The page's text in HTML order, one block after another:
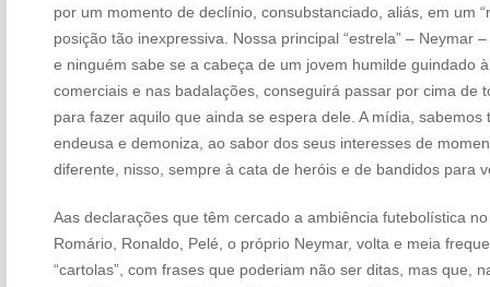
por um momento de declínio, consubstanciado, aliás, em um
posição tão inexpressiva. Nossa principal “estrela” – Neymar
e ninguém sabe se a cabeça de um jovem humilde guindado
comerciais e nas badalações, conseguirá passar por cima de
para fazer aquilo que ainda se espera dele. A mídia,
endeusa e demoniza, ao sabor dos seus interesses de
diferente, nisso, sempre à cata de heróis e de bandidos para
Aas declarações que têm cercado a ambiência futebolística
Romário, Ronaldo, Pelé, o próprio Neymar, volta e meia
“cartolas”, com frases que poderiam não ser ditas, mas que,